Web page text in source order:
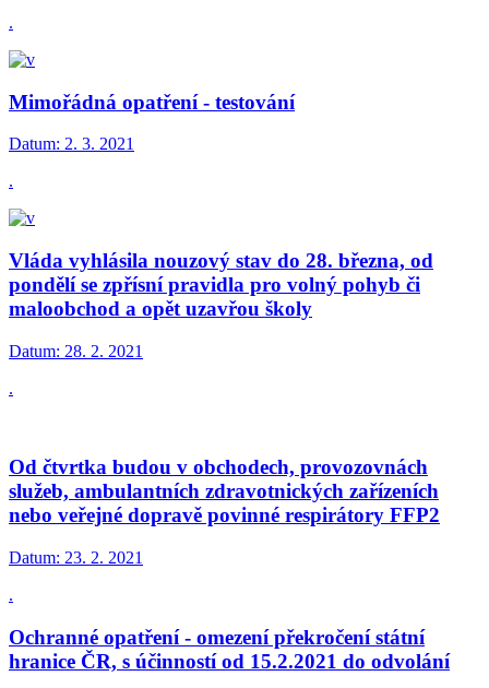
.
Mimořádná opatření - testování
Datum: 2. 3. 2021
.
Vláda vyhlásila nouzový stav do 28. března, od
pondělí se zpřísní pravidla pro volný pohyb či
maloobchod a opět uzavřou školy
Datum: 28. 2. 2021
.
Od čtvrtka budou v obchodech, provozovnách
služeb, ambulantních zdravotnických zařízeních
nebo veřejné dopravě povinné respirátory FFP2
Datum: 23. 2. 2021
.
Ochranné opatření - omezení překročení státní
hranice ČR, s účinností od 15.2.2021 do odvolání